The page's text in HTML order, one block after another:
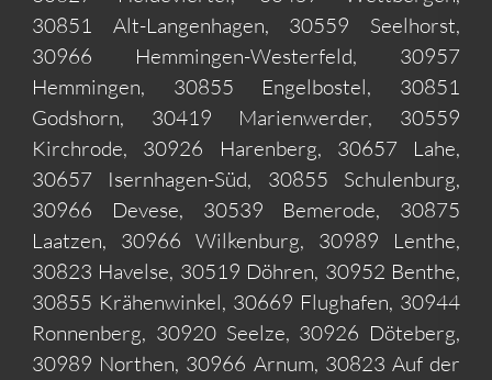
30851 Alt-Langenhagen, 30559 Seelhorst,
30966 Hemmingen-Westerfeld, 30957
Hemmingen, 30855 Engelbostel, 30851
Godshorn, 30419 Marienwerder, 30559
Kirchrode, 30926 Harenberg, 30657 Lahe,
30657 Isernhagen-Süd, 30855 Schulenburg,
30966 Devese, 30539 Bemerode, 30875
Laatzen, 30966 Wilkenburg, 30989 Lenthe,
30823 Havelse, 30519 Döhren, 30952 Benthe,
30855 Krähenwinkel, 30669 Flughafen, 30944
Ronnenberg, 30920 Seelze, 30926 Döteberg,
30989 Northen, 30966 Arnum, 30823 Auf der